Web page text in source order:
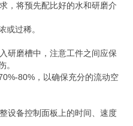
，将预先配比好的水和研磨介
或过稀。
研磨槽中，注意工件之间应保
。
80%，以确保充分的流动空
设备控制面板上的时间、速度